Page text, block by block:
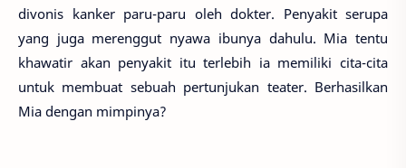
divonis kanker paru-paru oleh dokter. Penyakit serupa
yang juga merenggut nyawa ibunya dahulu. Mia tentu
khawatir akan penyakit itu terlebih ia memiliki cita-cita
untuk membuat sebuah pertunjukan teater. Berhasilkan
Mia dengan mimpinya?